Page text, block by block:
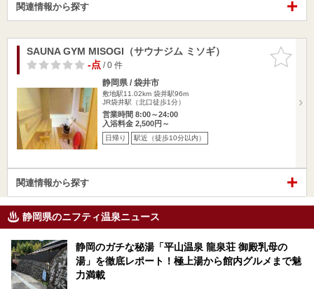
関連情報から探す
お気に入
りに追加
SAUNA GYM MISOGI（サウナジム ミソギ）
-点/ 0 件
静岡県 / 袋井市
敷地駅11.02km 袋井駅96m
JR袋井駅（北口徒歩1分）
営業時間 8:00～24:00
入浴料金 2,500円～
日帰り 駅近（徒歩10分以内）
関連情報から探す
静岡県のニフティ温泉ニュース
静岡のガチな秘湯「平山温泉 龍泉荘 御殿乳母の
湯」を徹底レポート！極上湯から館内グルメまで魅
力満載